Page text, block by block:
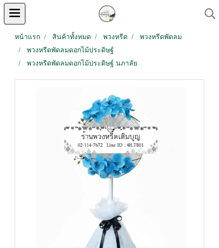
หน้าแรก สินค้าทั้งหมด พวงหรีด
พวงหรีดพัดลม
พวงหรีดพัดลมดอกไม้ประดิษฐ์
พวงหรีดพัดลมดอกไม้ประดิษฐ์ นภาลัย